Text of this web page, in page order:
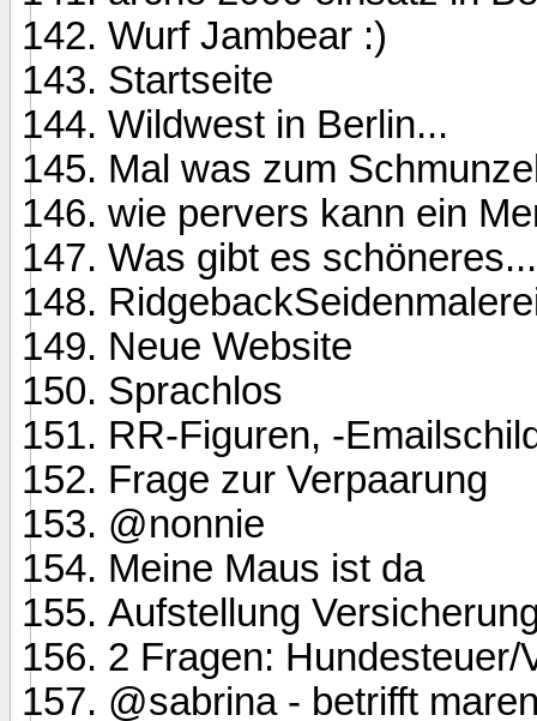
Wurf Jambear :)
Startseite
Wildwest in Berlin...
Mal was zum
wie pervers kann ein
Was gibt es
Neue Website
Sprachlos
RR-Figuren, -
Frage zur Verpaarung
@nonnie
Meine Maus ist da
Aufstellung
2 Fragen:
@sabrina - betrifft